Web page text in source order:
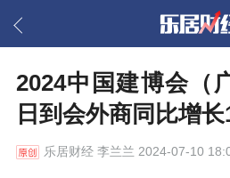
2024中国建博会（
日到会外商同比增
乐居财经李兰兰 2024-07-10